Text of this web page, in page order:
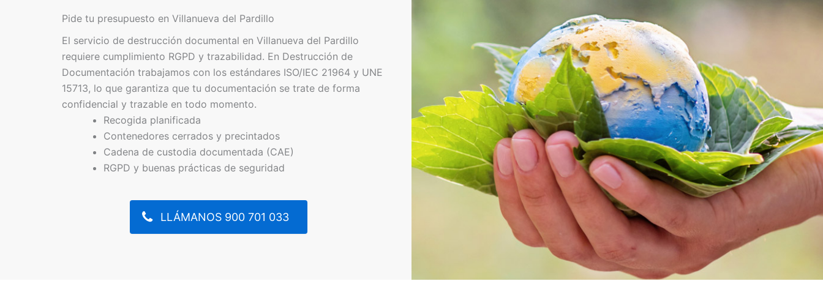
Pide tu presupuesto en Villanueva del Pardillo
El servicio de destrucción documental en Villanueva del Pardillo
requiere cumplimiento RGPD y trazabilidad. En Destrucción de
Documentación trabajamos con los estándares ISO/IEC 21964 y UNE
15713, lo que garantiza que tu documentación se trate de forma
confidencial y trazable en todo momento.
Recogida planificada
Contenedores cerrados y precintados
Cadena de custodia documentada (CAE)
RGPD y buenas prácticas de seguridad
LLÁMANOS 900 701 033